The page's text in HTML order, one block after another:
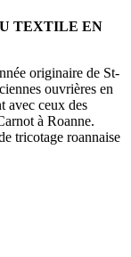
TEXTILE EN
originaire de St-
ouvrières en
avec ceux des
à Roanne.
tricotage roannaise